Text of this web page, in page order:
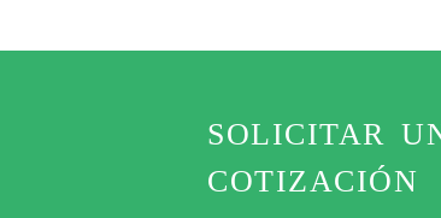
SOLICITAR
COTIZACIÓN